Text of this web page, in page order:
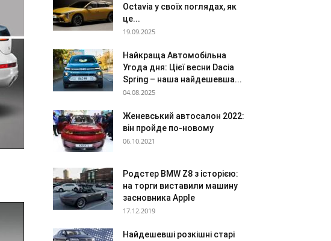
Octavia у своїх поглядах, як
це...
19.09.2025
Найкраща Автомобільна
Угода дня: Цієї весни Dacia
Spring – наша найдешевша...
04.08.2025
Женевський автосалон 2022:
він пройде по-новому
06.10.2021
Родстер BMW Z8 з історією:
на торги виставили машину
засновника Apple
17.12.2019
Найдешевші розкішні старі